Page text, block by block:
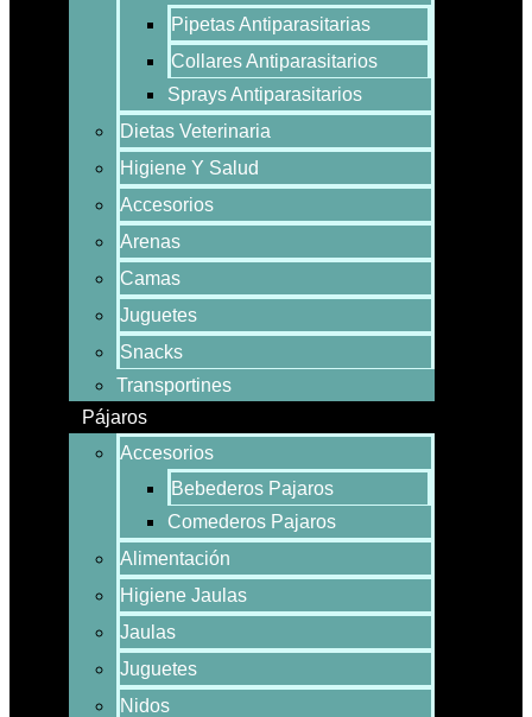
Pipetas Antiparasitarias
Collares Antiparasitarios
Sprays Antiparasitarios
Dietas Veterinaria
Higiene Y Salud
Accesorios
Arenas
Camas
Juguetes
Snacks
Transportines
Pájaros
Accesorios
Bebederos Pajaros
Comederos Pajaros
Alimentación
Higiene Jaulas
Jaulas
Juguetes
Nidos